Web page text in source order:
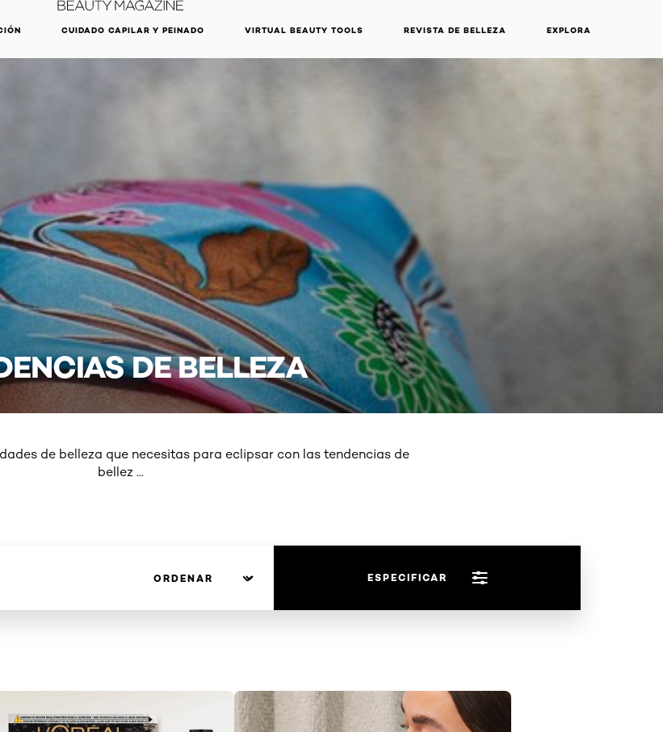
CUIDADO CAPILAR Y PEINADO VIRTUAL BEAUTY TOOLS REVISTA DE BELLEZA EXPLORA
DE BELLEZA
de belleza que necesitas para eclipsar con las tendencias de
bellez...
ESPECIFICAR